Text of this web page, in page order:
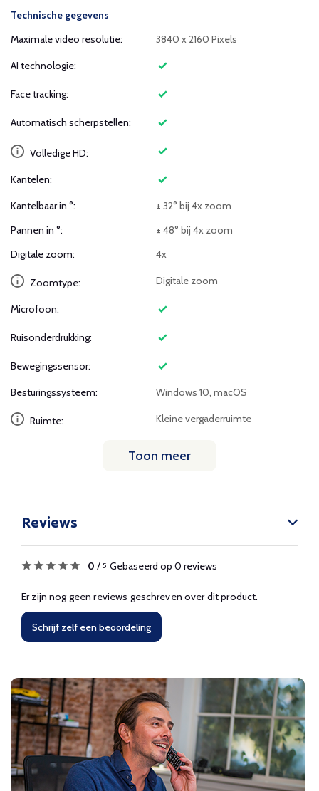
Technische gegevens
Maximale video resolutie:
3840 x 2160 Pixels
AI technologie:
Face tracking:
Automatisch scherpstellen:
Volledige HD:
Kantelen:
Kantelbaar in °:
± 32° bij 4x zoom
Pannen in °:
± 48° bij 4x zoom
Digitale zoom:
4x
Zoomtype: Digitale zoom
Microfoon:
Ruisonderdrukking:
Bewegingssensor:
Besturingssysteem: Windows 10, macOS
Ruimte: Kleine vergaderruimte
Toon meer
Reviews
0 / 5 Gebaseerd op 0 reviews
Er zijn nog geen reviews geschreven over dit product.
Schrijf zelf een beoordeling